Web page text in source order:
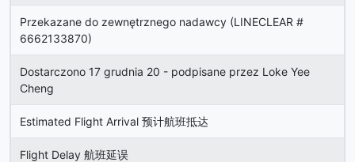
Przekazane do zewnętrznego nadawcy (LINECLEAR #
6662133870)
Dostarczono 17 grudnia 20 - podpisane przez Loke Yee
Cheng
Estimated Flight Arrival 预计航班抵达
Flight Delay 航班延误